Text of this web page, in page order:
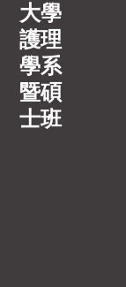
大學
護理
學系
暨碩
士班